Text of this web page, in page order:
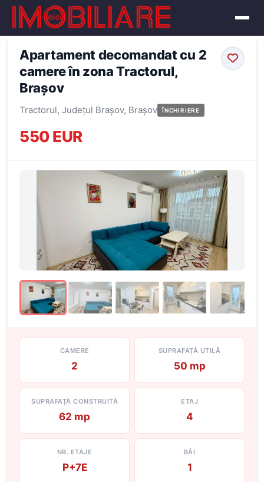
← Înapoi la oferte
Apartament decomandat cu 2
camere în zona Tractorul,
Brașov
Tractorul, Județul Brașov, Brașov ÎNCHIRIERE
550 EUR
CAMERE
2
SUPRAFAȚĂ UTILĂ
50 mp
SUPRAFAȚĂ CONSTRUITĂ
62 mp
ETAJ
4
NR. ETAJE
P+7E
BĂI
1